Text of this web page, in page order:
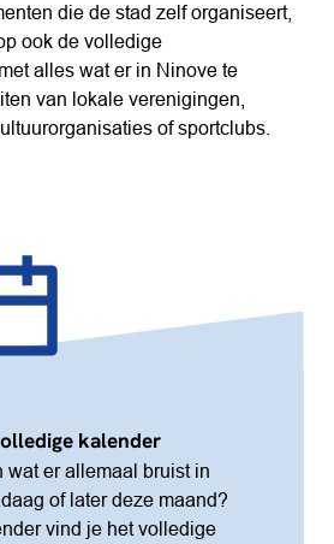
die de stad zelf organiseert,
ook de volledige
alles wat er in Ninove te
van lokale verenigingen,
of sportclubs.
kalender
wat er allemaal bruist in
of later deze maand?
vind je het volledige